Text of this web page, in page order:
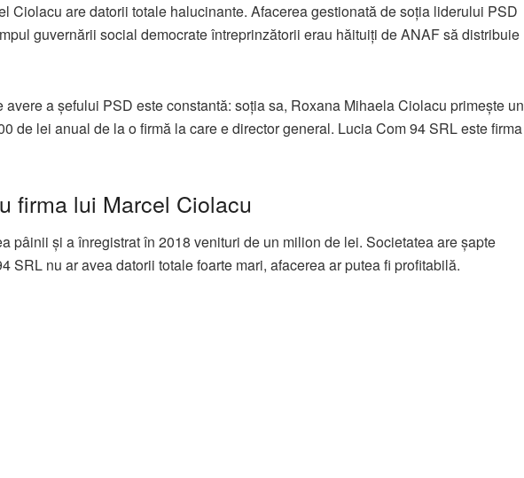
Ciolacu are datorii totale halucinante. Afacerea gestionată de soția liderului PSD
guvernării social democrate întreprinzătorii erau hăituiți de ANAF să distribuie
a șefului PSD este constantă: soția sa, Roxana Mihaela Ciolacu primește un
de lei anual de la o firmă la care e director general. Lucia Com 94 SRL este firma
firma lui Marcel Ciolacu
pâinii și a înregistrat în 2018 venituri de un milion de lei. Societatea are șapte
SRL nu ar avea datorii totale foarte mari, afacerea ar putea fi profitabilă.